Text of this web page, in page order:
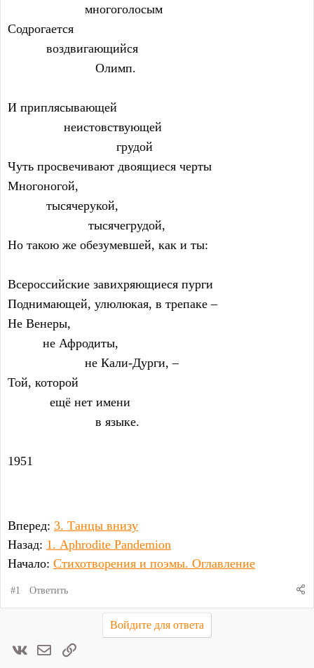
                      многоголосым
Содрогается
           воздвигающийся
                         Олимп.
И приплясывающей
                неистовствующей
                               грудой
Чуть просвечивают двоящиеся черты
Многоногой,
           тысячерукой,
                       тысячегрудой,
Но такою же обезумевшей, как и ты:
Всероссийские завихряющиеся пурги
Поднимающей, улюлюкая, в трепаке –
Не Венеры,
          не Афродиты,
                      не Кали-Дурги, –
Той, которой
            ещё нет имени
                         в языке.
1951
Вперед: 3. Танцы внизу
Назад: 1. Aphrodite Pandemion
Начало: Стихотворения и поэмы. Оглавление
#1 Ответить
Войдите для ответа
ВконтактеЭлектронная почта
Ссылка